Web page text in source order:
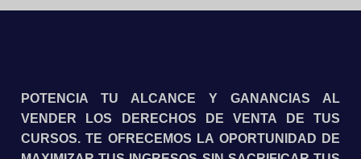
POTENCIA TU ALCANCE Y GANANCIAS AL
VENDER LOS DERECHOS DEVENTA DE TUS
CURSOS. TE OFRECEMOS LA OPORTUNIDAD DE